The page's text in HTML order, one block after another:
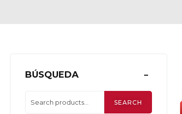
BÚSQUEDA
SEARCH